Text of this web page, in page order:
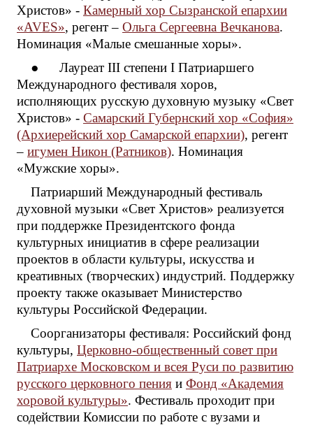
Христов» - Камерный хор Сызранской епархии
«AVES», регент – Ольга Сергеевна Вечканова.
Номинация «Малые смешанные хоры».
● Лауреат III степени I Патриаршего
Международного фестиваля хоров,
исполняющих русскую духовную музыку «Свет
Христов» - Самарский Губернский хор «София»
(Архиерейский хор Самарской епархии), регент
– игумен Никон (Ратников). Номинация
«Мужские хоры».
Патриарший Международный фестиваль
духовной музыки «Свет Христов» реализуется
при поддержке Президентского фонда
культурных инициатив в сфере реализации
проектов в области культуры, искусства и
креативных (творческих) индустрий. Поддержку
проекту также оказывает Министерство
культуры Российской Федерации.
Соорганизаторы фестиваля: Российский фонд
культуры, Церковно-общественный совет при
Патриархе Московском и всея Руси по развитию
русского церковного пения и Фонд «Академия
хоровой культуры». Фестиваль проходит при
содействии Комиссии по работе с вузами и